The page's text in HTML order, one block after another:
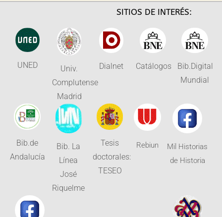
SITIOS DE INTERÉS:
UNED
Univ.
Complutense
Madrid
Dialnet Catálogos
Bib.Digital
Mundial
Bib.de
Andalucía
Bib. La
Línea
José
Riquelme
Tesis
doctorales:
TESEO
Rebiun
Mil Historias
de Historia